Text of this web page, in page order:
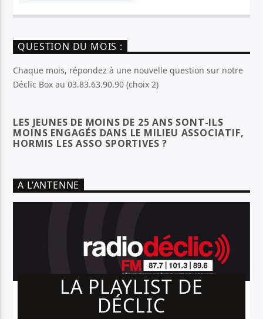
QUESTION DU MOIS :
Chaque mois, répondez à une nouvelle question sur notre
Déclic Box au 03.83.63.90.90 (choix 2)
LES JEUNES DE MOINS DE 25 ANS SONT-ILS
MOINS ENGAGÉS DANS LE MILIEU ASSOCIATIF,
HORMIS LES ASSO SPORTIVES ?
A L’ANTENNE
LA PLAYLIST DE
DÉCLIC